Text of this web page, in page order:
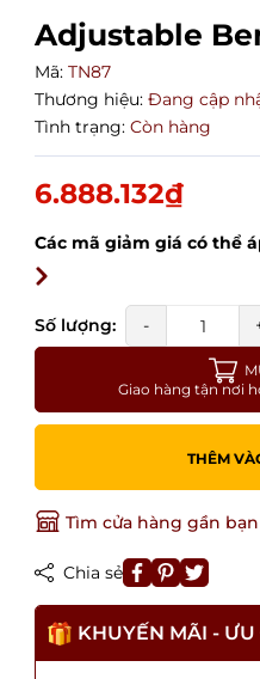
Adjustable
Mã: TN87
Thương hiệu: Đang cập
Tình trạng: Còn hàng
6.888.132₫
Các mã giảm giá có thể
Số lượng: -
Giao hàng tận nơi
THÊM
Tìm cửa hàng gần
Chia sẻ
KHUYẾN MÃI -